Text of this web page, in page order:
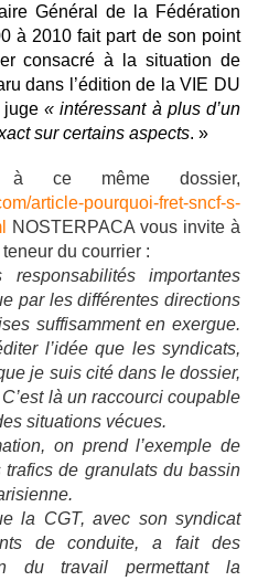
Général de la Fédération
à 2010 fait part de son point
consacré à la situation de
dans l’édition de la VIE DU
juge« intéressant à plus d’un
sur certains aspects. »
à ce même dossier,
article-pourquoi-fret-sncf-s-
NOSTERPACA vous invite à
du courrier :
importantes
par les différentes directions
suffisamment en exergue.
l’idée que les syndicats,
je suis cité dans le dossier,
là un raccourci coupable
situations vécues.
on prend l’exemple de
de granulats du bassin
la CGT, avec son syndicat
de conduite, a fait des
du travail permettant la